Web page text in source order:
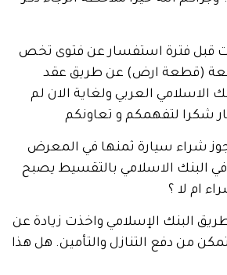
فترة استفسار عن فتوى تخص
ارض) عن طريق عقد
العربي ولغاية الان لم
لتفهمكم و تعاونكم
سيارة ثمنها في المعرض
البنك الاسلامي بالتقسيط يصبح
الإسلامي واخذت زيادة عن
التنازل والتأمين. هل هذا